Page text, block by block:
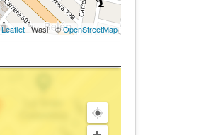
Leaflet| Wasi - ©OpenStreetMap